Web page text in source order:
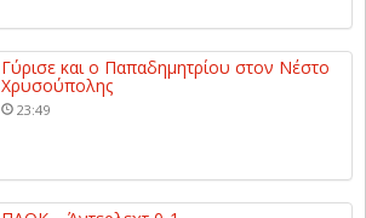
Γύρισε και ο Παπαδημητρίου στον Νέστο
Χρυσούπολης
23:49